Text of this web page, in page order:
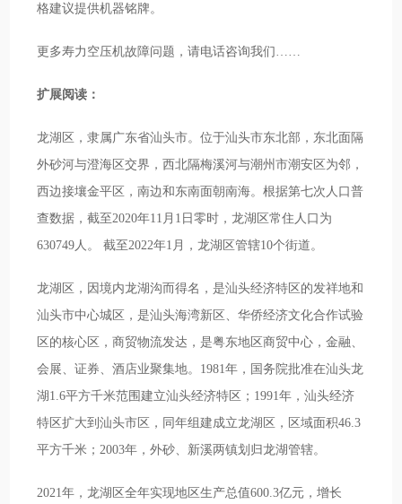
格建议提供机器铭牌。
更多寿力空压机故障问题，请电话咨询我们……
扩展阅读：
龙湖区，隶属广东省汕头市。位于汕头市东北部，东北面隔
外砂河与澄海区交界，西北隔梅溪河与潮州市潮安区为邻，
西边接壤金平区，南边和东南面朝南海。根据第七次人口普
查数据，截至2020年11月1日零时，龙湖区常住人口为
630749人。 截至2022年1月，龙湖区管辖10个街道。
龙湖区，因境内龙湖沟而得名，是汕头经济特区的发祥地和
汕头市中心城区，是汕头海湾新区、华侨经济文化合作试验
区的核心区，商贸物流发达，是粤东地区商贸中心，金融、
会展、证券、酒店业聚集地。1981年，国务院批准在汕头龙
湖1.6平方千米范围建立汕头经济特区；1991年，汕头经济
特区扩大到汕头市区，同年组建成立龙湖区，区域面积46.3
平方千米；2003年，外砂、新溪两镇划归龙湖管辖。
2021年，龙湖区全年实现地区生产总值600.3亿元，增长